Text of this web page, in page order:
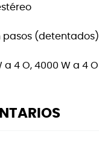
a 4 O, 4000 W a 4